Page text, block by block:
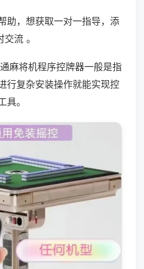
助，想获取一对一指导，添
流 。
麻将机程序控牌器一般是指
行复杂安装操作就能实现控
。